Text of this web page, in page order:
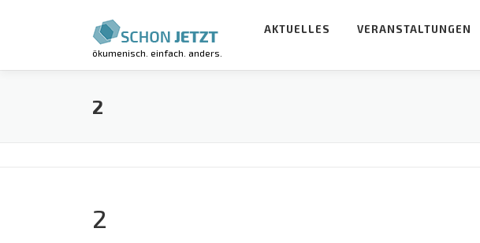
ökumenisch. einfach. anders.
AKTUELLES VERANSTALTUNGEN
2
2